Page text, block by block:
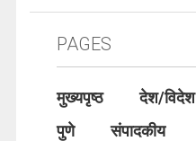
PAGES
मुख्यपृष्ठ देश/विदेश
पुणे
संपादकीय